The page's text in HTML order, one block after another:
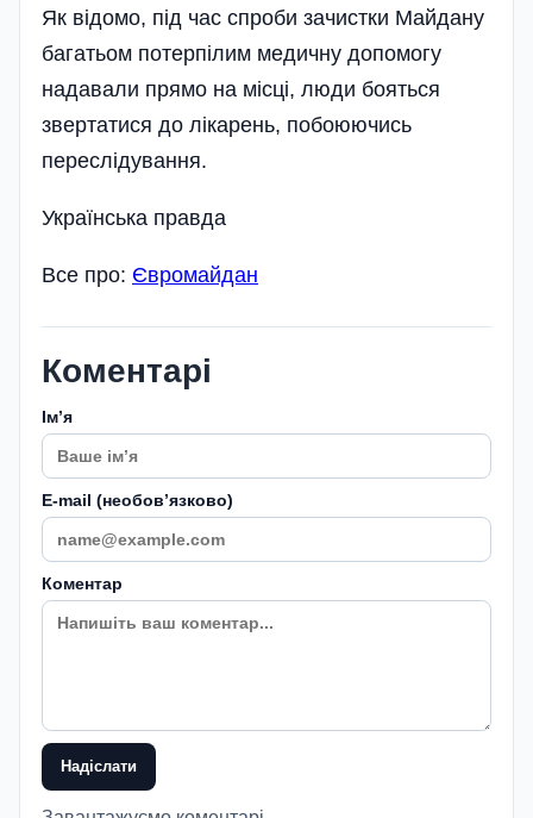
Як відомо, під час спроби зачистки Майдану
багатьом потерпілим медичну допомогу
надавали прямо на місці, люди бояться
звертатися до лікарень, побоюючись
переслідування.
Українська правда
Все про: Євромайдан
Коментарі
Імʼя
E-mail (необовʼязково)
Коментар
Надіслати